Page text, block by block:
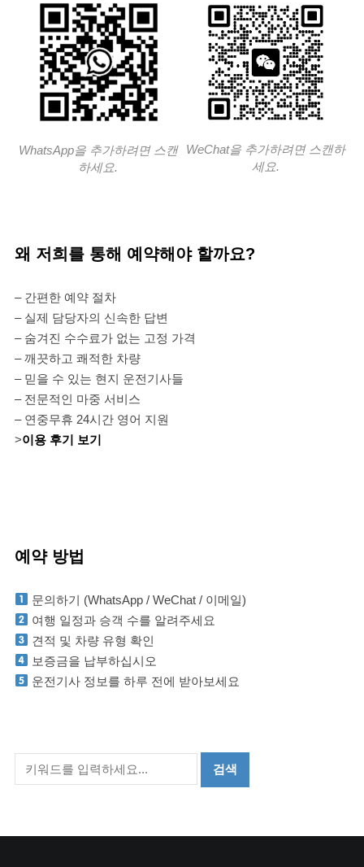
WhatsApp을 추가하려면 스캔
하세요.
WeChat을 추가하려면 스캔하
세요.
왜 저희를 통해 예약해야 할까요?
– 간편한 예약 절차
– 실제 담당자의 신속한 답변
– 숨겨진 수수료가 없는 고정 가격
– 깨끗하고 쾌적한 차량
– 믿을 수 있는 현지 운전기사들
– 전문적인 마중 서비스
– 연중무휴 24시간 영어 지원
>이용 후기 보기
예약 방법
문의하기 (WhatsApp / WeChat / 이메일)
여행 일정과 승객 수를 알려주세요
견적 및 차량 유형 확인
보증금을 납부하십시오
운전기사 정보를 하루 전에 받아보세요